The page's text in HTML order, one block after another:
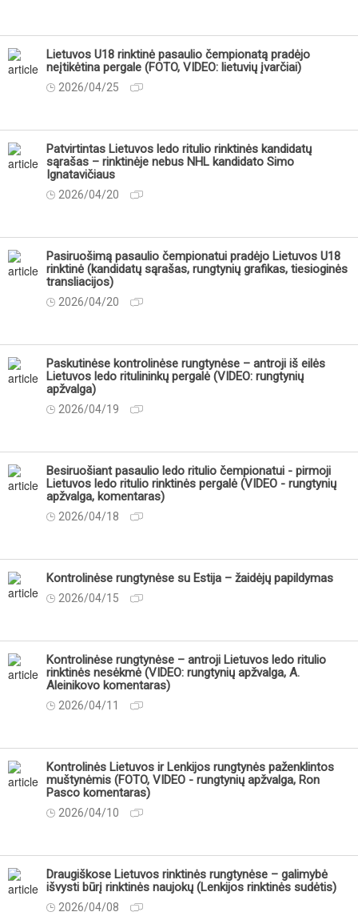
Lietuvos U18 rinktinė pasaulio čempionatą pradėjo
neįtikėtina pergale (FOTO, VIDEO: lietuvių įvarčiai)
2026/04/25
Patvirtintas Lietuvos ledo ritulio rinktinės kandidatų
sąrašas – rinktinėje nebus NHL kandidato Simo
Ignatavičiaus
2026/04/20
Pasiruošimą pasaulio čempionatui pradėjo Lietuvos U18
rinktinė (kandidatų sąrašas, rungtynių grafikas, tiesioginės
transliacijos)
2026/04/20
Paskutinėse kontrolinėse rungtynėse – antroji iš eilės
Lietuvos ledo ritulininkų pergalė (VIDEO: rungtynių
apžvalga)
2026/04/19
Besiruošiant pasaulio ledo ritulio čempionatui - pirmoji
Lietuvos ledo ritulio rinktinės pergalė (VIDEO - rungtynių
apžvalga, komentaras)
2026/04/18
Kontrolinėse rungtynėse su Estija – žaidėjų papildymas
2026/04/15
Kontrolinėse rungtynėse – antroji Lietuvos ledo ritulio
rinktinės nesėkmė (VIDEO: rungtynių apžvalga, A.
Aleinikovo komentaras)
2026/04/11
Kontrolinės Lietuvos ir Lenkijos rungtynės paženklintos
muštynėmis (FOTO, VIDEO - rungtynių apžvalga, Ron
Pasco komentaras)
2026/04/10
Draugiškose Lietuvos rinktinės rungtynėse – galimybė
išvysti būrį rinktinės naujokų (Lenkijos rinktinės sudėtis)
2026/04/08